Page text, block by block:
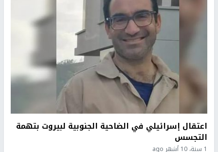
اعتقال إسرائيلي في الضاحية الجنوبية لبيروت بتهمة
التجسس
1 سنة، 10 أشهر ago